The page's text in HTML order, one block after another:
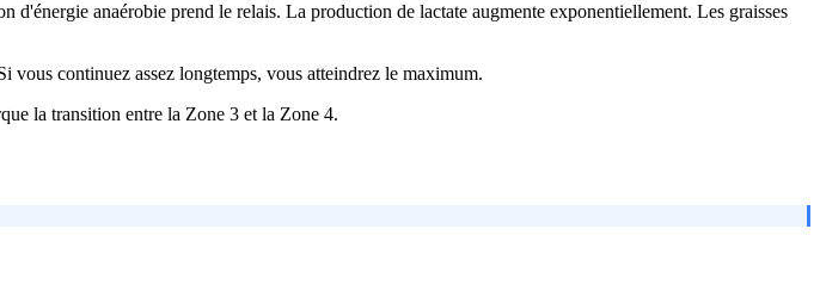
anaérobie prend le relais. La production de lactate augmente exponentiellement. Les graisses
vous continuez assez longtemps, vous atteindrez le maximum.
la transition entre la Zone 3 et la Zone 4.